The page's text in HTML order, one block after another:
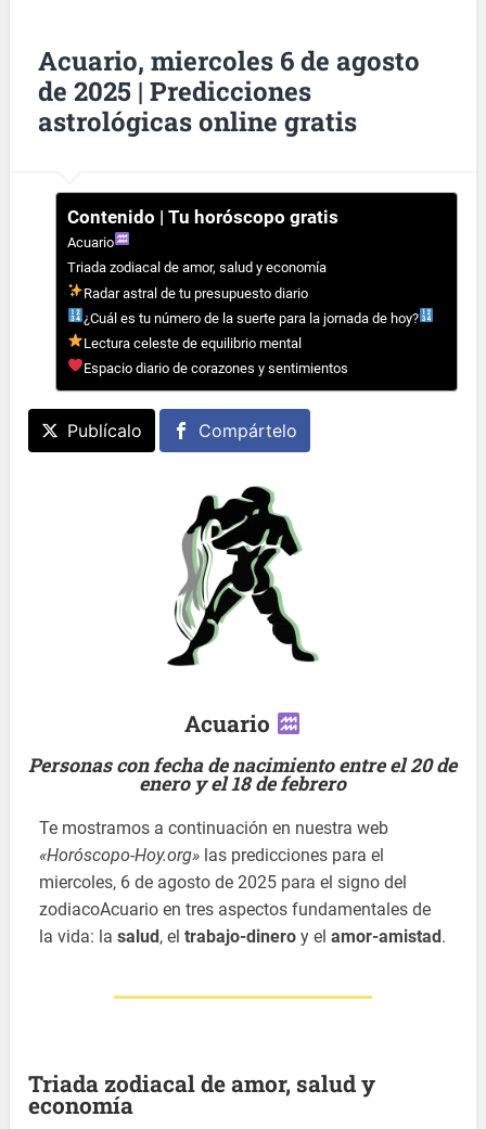
Acuario, miercoles 6 de agosto
de 2025 | Predicciones
astrológicas online gratis
Contenido | Tu horóscopo gratis
Acuario
Triada zodiacal de amor, salud y economía
Radar astral de tu presupuesto diario
¿Cuál es tu número de la suerte para la jornada de hoy?
Lectura celeste de equilibrio mental
Espacio diario de corazones y sentimientos
Publícalo Compártelo
Acuario
Personas con fecha de nacimiento entre el 20 de
enero y el 18 de febrero
Te mostramos a continuación en nuestra web
«Horóscopo-Hoy.org» las predicciones para el
miercoles, 6 de agosto de 2025 para el signo del
zodiacoAcuario en tres aspectos fundamentales de
la vida: lasalud , eltrabajo-dinero y elamor-amistad .
Triada zodiacal de amor, salud y
economía